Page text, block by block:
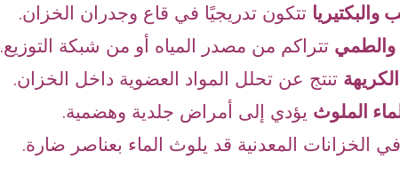
والبكتيريا تتكون تدريجيًا في قاع وجدران الخزان.
تتراكم من مصدر المياه أو من شبكة التوزيع.
تنتج عن تحلل المواد العضوية داخل الخزان.
الملوث يؤدي إلى أمراض جلدية وهضمية.
في الخزانات المعدنية قد يلوث الماء بعناصر ضارة.